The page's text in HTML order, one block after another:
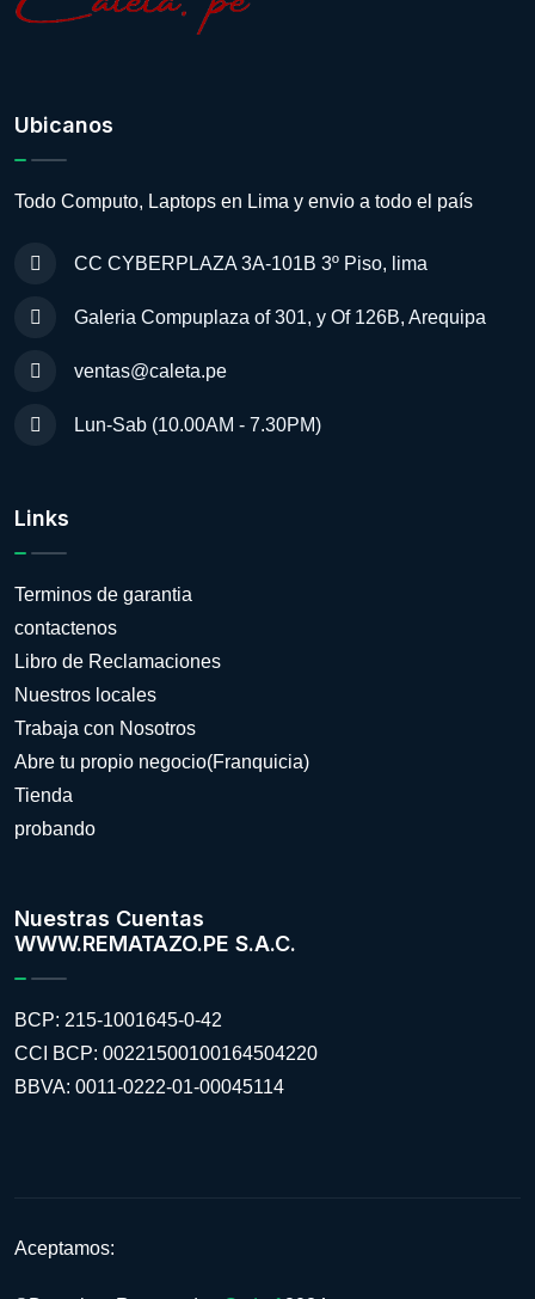
Ubicanos
Todo Computo, Laptops en Lima y envio a todo el país
CC CYBERPLAZA 3A-101B 3º Piso, lima
Galeria Compuplaza of 301, y Of 126B, Arequipa
ventas@caleta.pe
Lun-Sab (10.00AM - 7.30PM)
Links
Terminos de garantia
contactenos
Libro de Reclamaciones
Nuestros locales
Trabaja con Nosotros
Abre tu propio negocio(Franquicia)
Tienda
probando
Nuestras Cuentas
WWW.REMATAZO.PE S.A.C.
BCP: 215-1001645-0-42
CCI BCP: 00221500100164504220
BBVA: 0011-0222-01-00045114
Aceptamos: